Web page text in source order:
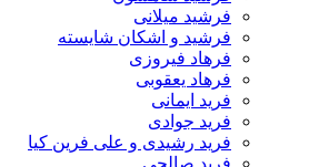
فرشید میلانی
فرشید و اشکان شایسته
فرهاد فیروزی
فرهاد یعقوبی
فرید ایمانی
فرید جوادی
فرید رشیدی و علی فرین کیا